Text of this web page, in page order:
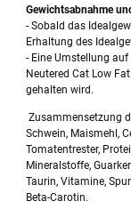
Gewichtsabnahme
- Sobald das
Erhaltung des
- Eine Umstellung
Neutered Cat Low
gehalten wird.
Zusammensetzung
Schwein, Maismehl,
Tomatentrester,
Mineralstoffe,
Taurin, Vitamine,
Beta-Carotin.